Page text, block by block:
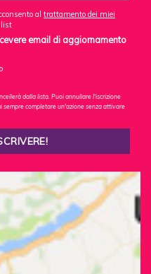
al trattamento dei miei
list
email di aggiornamento
dalla lista. Puoi annullare l'iscrizione
completare un'azione senza attivare